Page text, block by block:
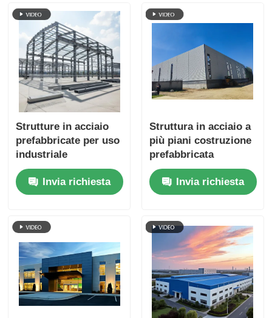
Strutture in acciaio
prefabbricate per uso
industriale
Invia richiesta
Struttura in acciaio a
più piani costruzione
prefabbricata
commerciale per
scuola magazzino
Invia richiesta